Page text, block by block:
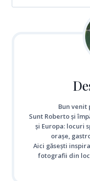
Bun venit
Sunt Roberto și
și Europa: locuri
orașe,
Aici găsești
fotografii din